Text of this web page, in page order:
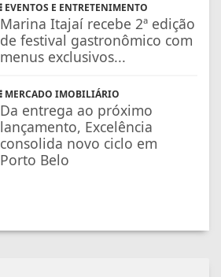
EVENTOS E ENTRETENIMENTO
Marina Itajaí recebe 2ª edição
de festival gastronômico com
menus exclusivos...
MERCADO IMOBILIÁRIO
Da entrega ao próximo
lançamento, Excelência
consolida novo ciclo em
Porto Belo